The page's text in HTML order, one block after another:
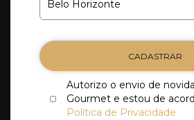
CADASTRAR
Autorizo o envio de
Gourmet e estou de
Política de Privacidade